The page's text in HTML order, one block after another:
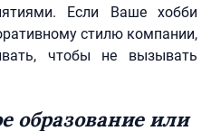
Если Ваше хобби
стилю компании,
чтобы не вызывать
образование или